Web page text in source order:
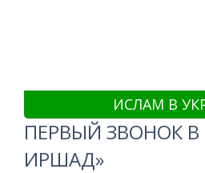
ИСЛАМ В
ПЕРВЫЙ ЗВОНОК
ИРШАД»